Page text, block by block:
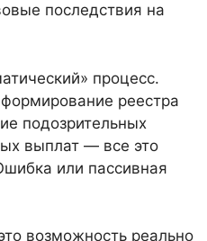
последствия на
процесс.
реестра
подозрительных
выплат — все это
или пассивная
возможность реально